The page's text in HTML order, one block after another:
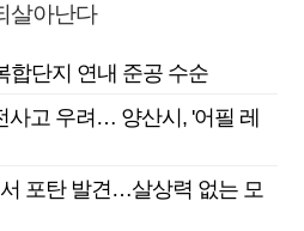
살아난다
합단지 연내 준공 수순
사고 우려… 양산시, '어필 레
포탄 발견…살상력 없는 모